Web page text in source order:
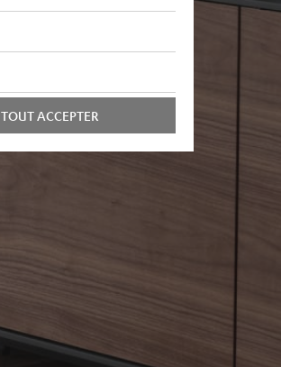
TOUT ACCEPTER